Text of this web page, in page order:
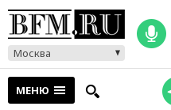
Москва
МЕНЮ